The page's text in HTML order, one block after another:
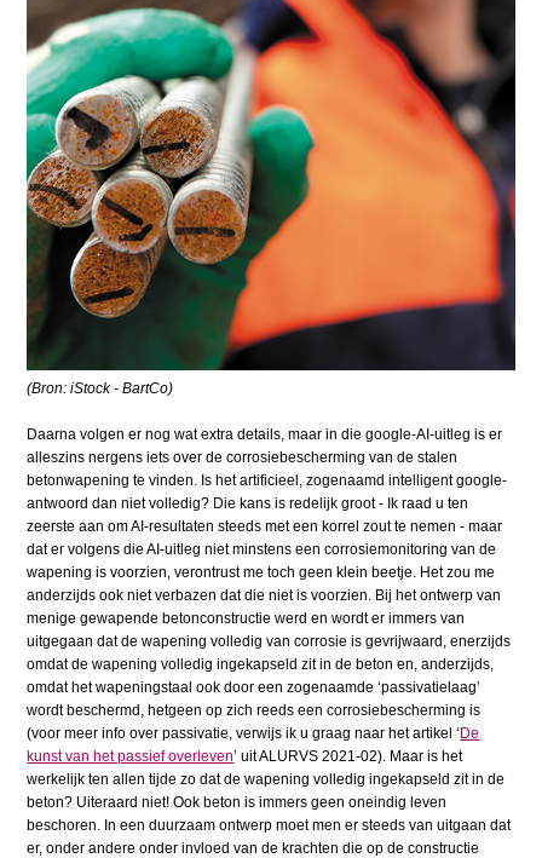
(Bron: iStock - BartCo)
Daarna volgen er nog wat extra details, maar in die google-AI-uitleg is er
alleszins nergens iets over de corrosiebescherming van de stalen
betonwapening te vinden. Is het artificieel, zogenaamd intelligent google-
antwoord dan niet volledig? Die kans is redelijk groot - Ik raad u ten
zeerste aan om AI-resultaten steeds met een korrel zout te nemen - maar
dat er volgens die AI-uitleg niet minstens een corrosiemonitoring van de
wapening is voorzien, verontrust me toch geen klein beetje. Het zou me
anderzijds ook niet verbazen dat die niet is voorzien. Bij het ontwerp van
menige gewapende betonconstructie werd en wordt er immers van
uitgegaan dat de wapening volledig van corrosie is gevrijwaard, enerzijds
omdat de wapening volledig ingekapseld zit in de beton en, anderzijds,
omdat het wapeningstaal ook door een zogenaamde ‘passivatielaag’
wordt beschermd, hetgeen op zich reeds een corrosiebescherming is
(voor meer info over passivatie, verwijs ik u graag naar het artikel ‘ De
kunst van het passief overleven’ uit ALURVS 2021-02). Maar is het
werkelijk ten allen tijde zo dat de wapening volledig ingekapseld zit in de
beton? Uiteraard niet! Ook beton is immers geen oneindig leven
beschoren. In een duurzaam ontwerp moet men er steeds van uitgaan dat
er, onder andere onder invloed van de krachten die op de constructie